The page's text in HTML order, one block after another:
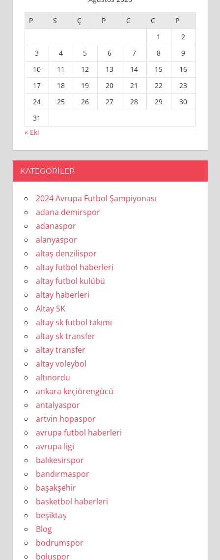
P S Ç P C C
P
1
2
3
4 5 6 7 8
9
10
11 12 13 14 15
16
17
18 19 20 21 22
23
24
25 26 27 28 29
30
31
« Eki
KATEGORILER
2024 Avrupa Futbol Şampiyonası
adana demirspor
adanaspor
alanyaspor
altaş denzilispor
altay futbol haberleri
altay futbol kulübü
altay haberleri
Altay SK
altay sk futbol takımı
altay sk transfer
altay transfer
altay voleybol
altınordu
ankara keçiörengücü
antalyaspor
artvin hopaspor
avrupa futbol haberleri
avrupa ligi
balıkesirspor
bandırmaspor
başakşehir
basketbol haberleri
beşiktaş
Blog
bodrumspor
boluspor